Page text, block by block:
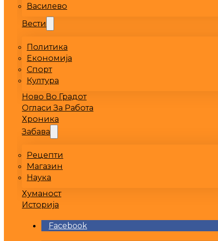
Василево
Вести
Политика
Економија
Спорт
Култура
Ново Во Градот
Огласи За Работа
Хроника
Забава
Рецепти
Магазин
Наука
Хуманост
Историја
Facebook